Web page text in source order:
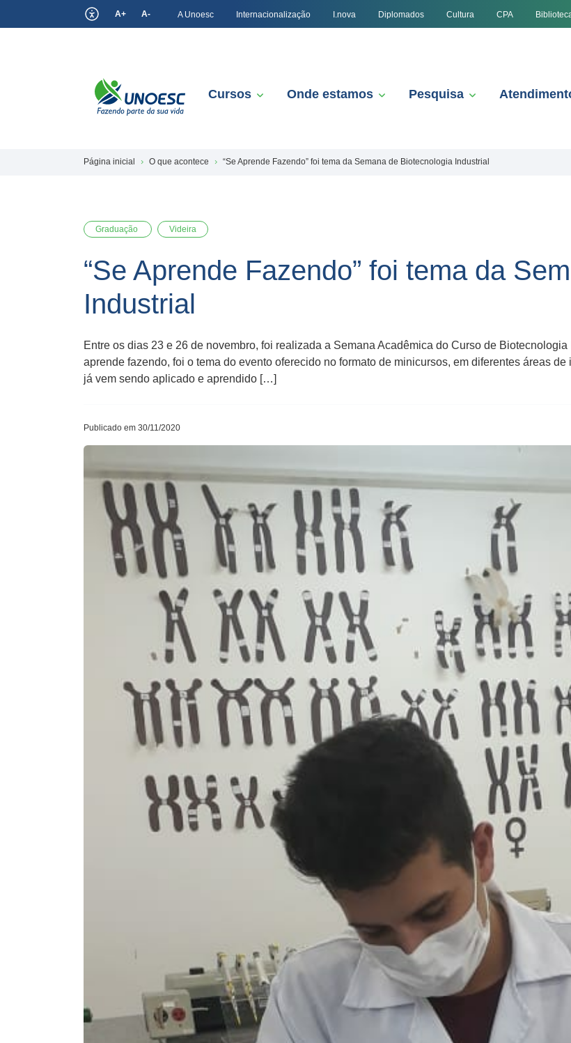
A+ A- A Unoesc Internacionalização I.nova Diplomados Cultura CPA
Cursos Onde estamos Pesquisa
Página inicial O que acontece “Se Aprende Fazendo” foi tema da Semana de Biotecnologia Industrial
Graduação Videira
“Se Aprende Fazendo” foi tema da
Industrial
Entre os dias 23 e 26 de novembro, foi realizada a Semana Acadêmica do Curso de
aprende fazendo, foi o tema do evento oferecido no formato de minicursos, em diferentes áreas
já vem sendo aplicado e aprendido […]
Publicado em 30/11/2020